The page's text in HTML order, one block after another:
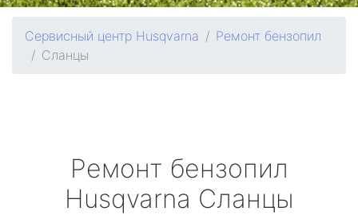
Сервисный центр Husqvarna
Ремонт бензопил
Сланцы
Ремонт бензопил
Husqvarna Сланцы